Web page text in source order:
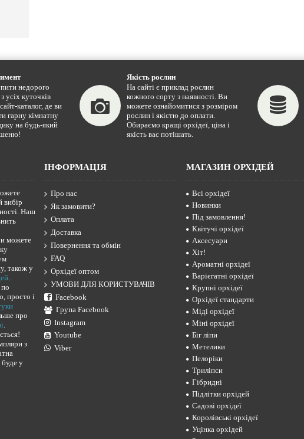
недорого
усіх куточків
каталог, де ви
гарну кімнатну
на будь-який
Якість рослин
На сайті є приклад рослин
кожного сорту з наявності. Ви
можете ознайомитися з розміром
рослин і якістю до оплати.
Обираємо кращі орхідеї, ціна і
якість вас потішать.
вибір
Наш
можете
також у
.
по
просто і
про
.
з
буде у
ІНФОРМАЦІЯ
Про нас
Як замовити?
Оплата
Доставка
Повернення та обмін
FAQ
Орхідеї оптом
УМОВИ ДЛЯ КОРИСТУВАЧІВ
Facebook
Група Facebook
Instagram
Youtube
Viber
МАГАЗИН ОРХІДЕЙ
Всі орхідеї
Новинки
Під замовлення!
Квітучі орхідеї
Аксесуари
Хіт!
Ароматні орхідеї
Варієгатні орхідеї
Крупні орхідеї
Орхідеї стандарти
Міді орхідеї
Міні орхідеї
Біг ліпи
Метелики
Пелоріки
Триліпси
Гібридні
Підлітки орхідей
Садові орхідеї
Королівські орхідеї
Уцінка орхідей